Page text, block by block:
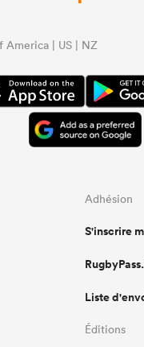
America | US | NZ
Adhésion
S'inscrire
Liste
Éditions